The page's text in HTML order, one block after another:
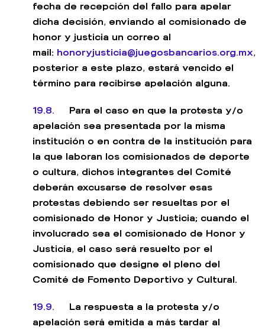
fecha de recepción del fallo para apelar
dicha decisión, enviando al comisionado de
honor y justicia un correo al
mail: honoryjusticia@juegosbancarios.org.mx,
posterior a este plazo, estará vencido el
término para recibirse apelación alguna.
19.8. Para el caso en que la protesta y/o
apelación sea presentada por la misma
institución o en contra de la institución para
la que laboran los comisionados de deporte
o cultura, dichos integrantes del Comité
deberán excusarse de resolver esas
protestas debiendo ser resueltas por el
comisionado de Honor y Justicia; cuando el
involucrado sea el comisionado de Honor y
Justicia, el caso será resuelto por el
comisionado que designe el pleno del
Comité de Fomento Deportivo y Cultural.
19.9. La respuesta a la protesta y/o
apelación será emitida a más tardar al